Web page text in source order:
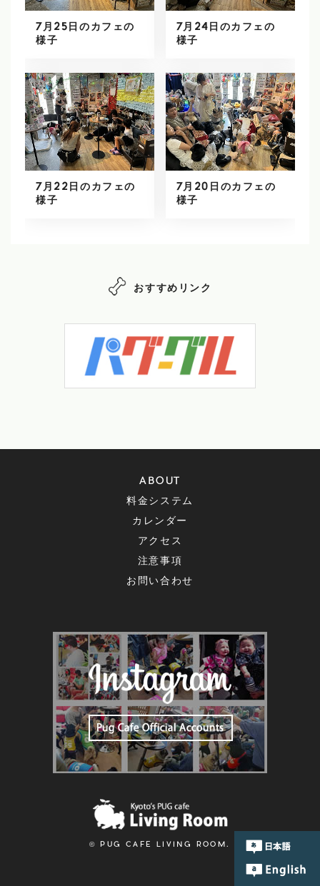
7月25日のカフェの
様子
7月24日のカフェの
様子
7月22日のカフェの
様子
7月20日のカフェの
様子
おすすめリンク
ABOUT
料金システム
カレンダー
アクセス
注意事項
お問い合わせ
© PUG CAFE LIVING ROOM.